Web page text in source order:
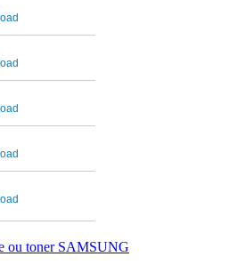
ou toner SAMSUNG